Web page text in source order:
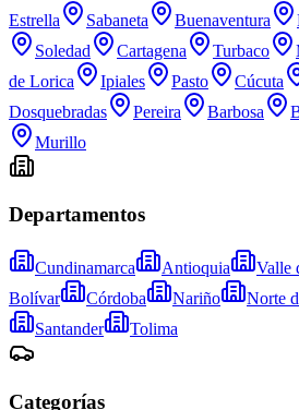
Estrella
Sabaneta Buenaventura
Soledad
Cartagena Turbaco
de Lorica
Ipiales Pasto Cúcuta
Dosquebradas
Pereira Barbosa
Murillo
Departamentos
Cundinamarca Antioquia Valle
Bolívar
Córdoba Nariño Norte
Santander
Tolima
Categorías